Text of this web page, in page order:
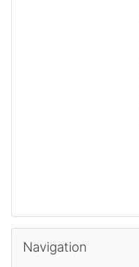
Navigation